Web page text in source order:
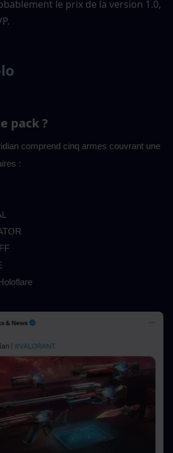
le prix de la version 1.0,
pack ?
comprend cinq armes couvrant une
: